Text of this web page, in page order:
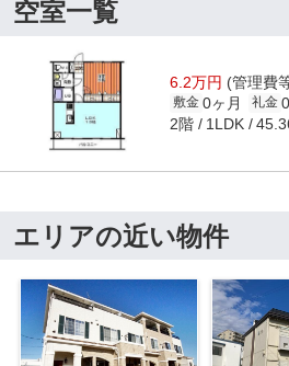
空室一覧
6.2万円 (管理費
敷金 0ヶ月 礼金
2階 1LDK
エリアの近い物件